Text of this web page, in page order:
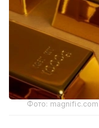
Фото: magnific.com